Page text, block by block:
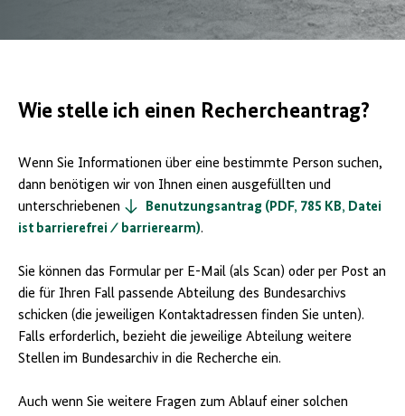
Wie stelle ich einen Rechercheantrag?
Wenn Sie Informationen über eine bestimmte Person suchen,
dann benötigen wir von Ihnen einen ausgefüllten und
unterschriebenen ​​
Benutzungsantrag (PDF, 785 KB, Datei
ist barrierefrei ⁄ barrierearm).
Sie können das Formular per E-Mail (als Scan) oder per Post an
die für Ihren Fall passende Abteilung des Bundesarchivs
schicken (die jeweiligen Kontaktadressen finden Sie unten).
Falls erforderlich, bezieht die jeweilige Abteilung weitere
Stellen im Bundesarchiv in die Recherche ein.
Auch wenn Sie weitere Fragen zum Ablauf einer solchen